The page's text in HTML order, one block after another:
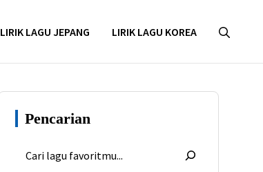
LIRIK LAGU JEPANG LIRIK LAGU KOREA
Pencarian